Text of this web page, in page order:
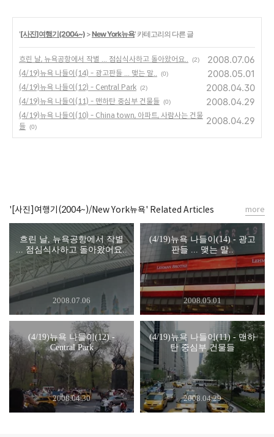
'[사진]여행기(2004~) >New York뉴욕' 카테고리의 다른 글
흐린 날, 뉴욕공항에서 작별 ... 점심식사하고 돌아왔어요.. (2) 2008.07.06
(4/19)뉴욕 나들이(14) - 광고판들 ... 맺는 말.. (0) 2008.05.01
(4/19)뉴욕 나들이(12) - Central Park (2) 2008.04.30
(4/19)뉴욕 나들이(11) - 맨하탄 중심부 건물들 (0) 2008.04.29
(4/19)뉴욕 나들이(10) - China town, 아파트, 사람사는 건물
들 (0)
2008.04.29
'[사진]여행기(2004~)/New York뉴욕' Related Articles
흐린 날, 뉴욕공항에서 작별
... 점심식사하고 돌아왔어요..
2008.07.06
(4/19)뉴욕 나들이(14) - 광고
판들 ... 맺는 말..
2008.05.01
(4/19)뉴욕 나들이(12) -
Central Park
2008.04.30
(4/19)뉴욕 나들이(11) - 맨하
탄 중심부 건물들
2008.04.29
more